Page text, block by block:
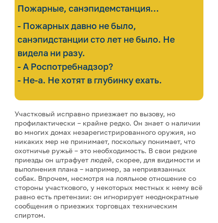
Пожарные, санэпидемстанция…
- Пожарных давно не было,
санэпидстанции сто лет не было. Не
видела ни разу.
- А Роспотребнадзор?
- Не-а. Не хотят в глубинку ехать.
Участковый исправно приезжает по вызову, но
профилактически – крайне редко. Он знает о наличии
во многих домах незарегистрированного оружия, но
никаких мер не принимает, поскольку понимает, что
охотничье ружьё – это необходимость. В свои редкие
приезды он штрафует людей, скорее, для видимости и
выполнения плана – например, за непривязанных
собак. Впрочем, несмотря на лояльное отношение со
стороны участкового, у некоторых местных к нему всё
равно есть претензии: он игнорирует неоднократные
сообщения о приезжих торговцах техническим
спиртом.